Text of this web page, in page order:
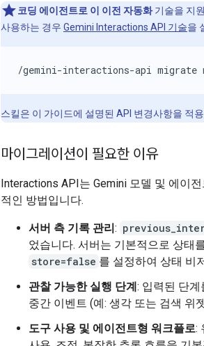
코딩 에이전트로 이 이전 자동화기술을 지
사용하는 경우 Gemini Interactions API 기술을
/gemini-interactions-api
스킬은 이 가이드에 설명된 API 변경사항을 적
마이그레이션이 필요한 이유
Interactions API는 Gemini 모델 및 에이
적인 방법입니다.
서버 측 기록 관리:
었습니다. 서버는 기본적으로 상태
store=false 를 설정하여 상태 비
관찰 가능한 실행 단계: 입력된 단
중간 이벤트 (예: 생각 또는 검색 위
도구 사용 및 에이전트형 워크플로: